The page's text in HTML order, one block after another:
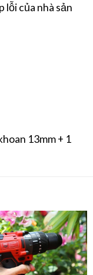
lỗi của nhà sản
13mm + 1